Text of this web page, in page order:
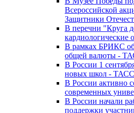
Всероссийской
Защитники
В перечни "Круга
В рамках БРИКС
общей валюты -
В России 1
новых школ - ТАСС
В России активно
современных
В России начали
поддержки